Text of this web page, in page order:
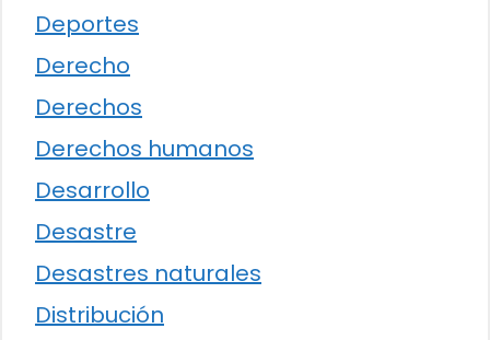
Deportes
Derecho
Derechos
Derechos humanos
Desarrollo
Desastre
Desastres naturales
Distribución